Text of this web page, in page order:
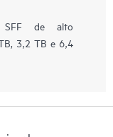
SFF de alto
3,2 TB e 6,4